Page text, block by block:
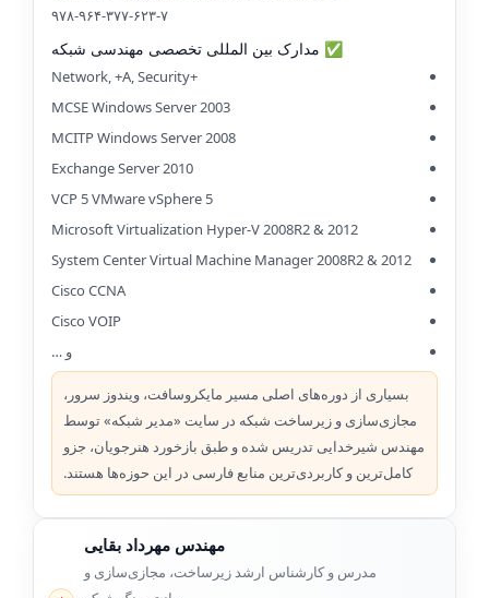
۷-۶۲۳-۳۷۷-۹۶۴-۹۷۸
✅ مدارک بین المللی تخصصی مهندسی شبکه
+Network, +A, Security
MCSE Windows Server 2003
MCITP Windows Server 2008
Exchange Server 2010
VCP 5 VMware vSphere 5
Microsoft Virtualization Hyper-V 2008R2 & 2012
System Center Virtual Machine Manager 2008R2 & 2012
Cisco CCNA
Cisco VOIP
و …
بسیاری از دوره‌های اصلی مسیر مایکروسافت، ویندوز سرور،
مجازی‌سازی و زیرساخت شبکه در سایت «مدیر شبکه» توسط
مهندس شیرخدایی تدریس شده و طبق بازخورد هنرجویان، جزو
کامل‌ترین و کاربردی‌ترین منابع فارسی در این حوزه‌ها هستند.
مهندس مهرداد بقایی
مدرس و کارشناس ارشد زیرساخت، مجازی‌سازی و